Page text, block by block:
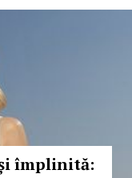
împlinită: